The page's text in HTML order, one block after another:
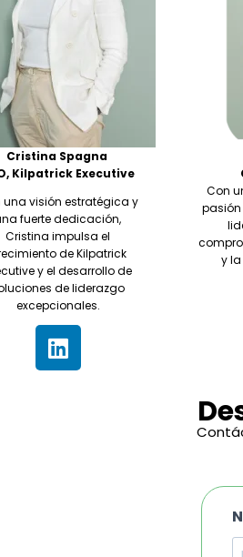
Cristina Spagna
Kilpatrick Executive
una visión estratégica y
fuerte dedicación,
Cristina impulsa el
de Kilpatrick
y el desarrollo de
de liderazgo
excepcionales.
Con
pasión
y